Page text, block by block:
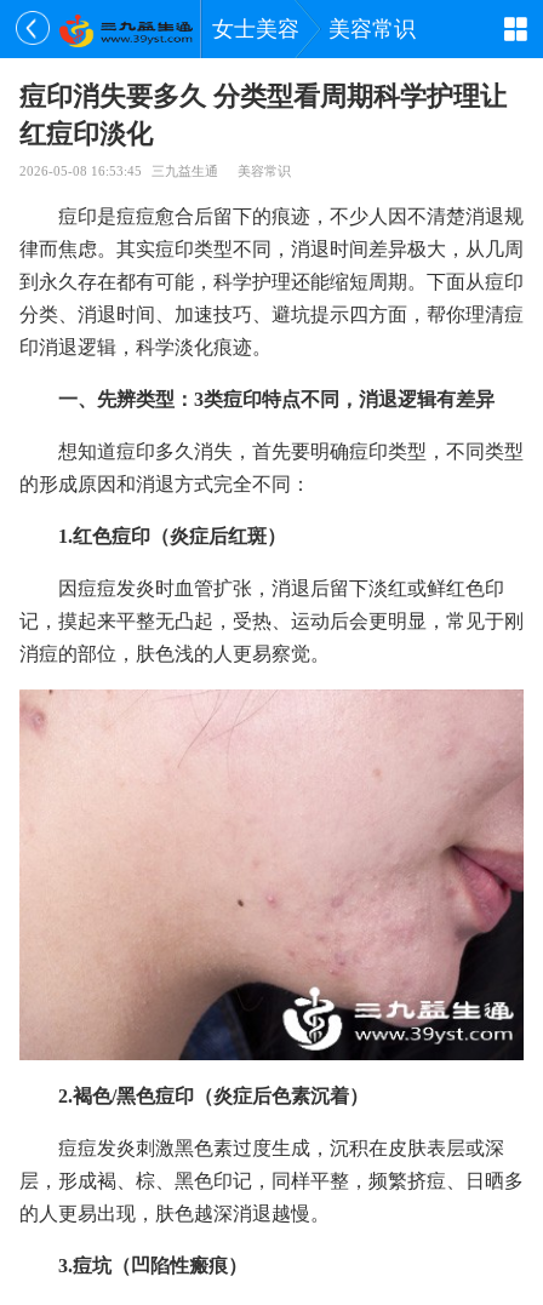
女士美容 美容常识
痘印消失要多久 分类型看周期科学护理让
红痘印淡化
2026-05-08 16:53:45 三九益生通 美容常识
痘印是痘痘愈合后留下的痕迹，不少人因不清楚消退规
律而焦虑。其实痘印类型不同，消退时间差异极大，从几周
到永久存在都有可能，科学护理还能缩短周期。下面从痘印
分类、消退时间、加速技巧、避坑提示四方面，帮你理清痘
印消退逻辑，科学淡化痕迹。
一、先辨类型：3类痘印特点不同，消退逻辑有差异
想知道痘印多久消失，首先要明确痘印类型，不同类型
的形成原因和消退方式完全不同：
1.红色痘印（炎症后红斑）
因痘痘发炎时血管扩张，消退后留下淡红或鲜红色印
记，摸起来平整无凸起，受热、运动后会更明显，常见于刚
消痘的部位，肤色浅的人更易察觉。
2.褐色/黑色痘印（炎症后色素沉着）
痘痘发炎刺激黑色素过度生成，沉积在皮肤表层或深
层，形成褐、棕、黑色印记，同样平整，频繁挤痘、日晒多
的人更易出现，肤色越深消退越慢。
3.痘坑（凹陷性瘢痕）